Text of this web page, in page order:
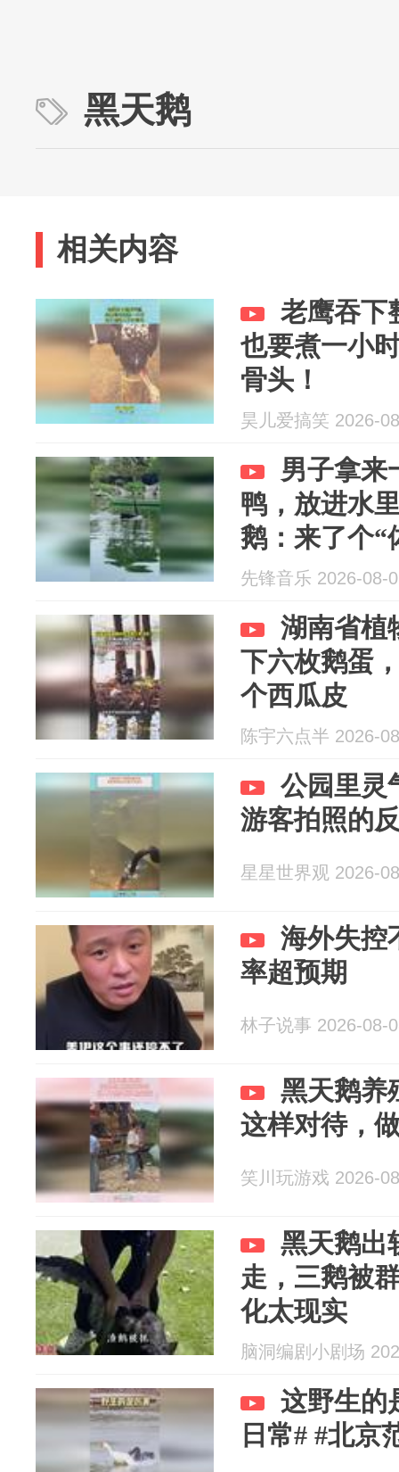
黑天鹅
相关内容
老鹰吞下
也要煮一小
骨头！
昊儿爱搞笑 2026-
男子拿来
鸭，放进水
鹅：来了个“
先锋音乐 2026-08-
湖南省植
下六枚鹅蛋
个西瓜皮
陈宇六点半 2026-
公园里灵
游客拍照的
星星世界观 2026-
海外失控
率超预期
林子说事 2026-08-
黑天鹅养
这样对待，
笑川玩游戏 2026-
黑天鹅出
走，三鹅被
化太现实
脑洞编剧小剧场
这野生的
日常# #北京